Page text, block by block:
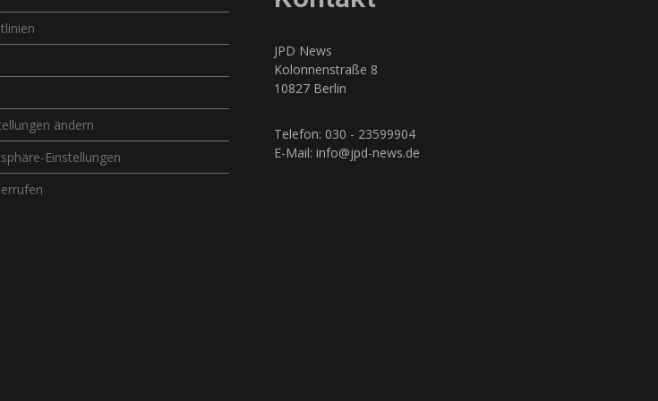
ändern
Einstellungen
JPD News
Kolonnenstraße 8
10827 Berlin
Telefon: 030 - 23599904
E-Mail: info@jpd-news.de